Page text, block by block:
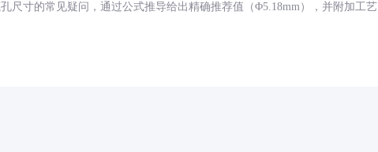
孔尺寸的常见疑问，通过公式推导给出精确推荐值（Φ5.18mm），并附加工艺